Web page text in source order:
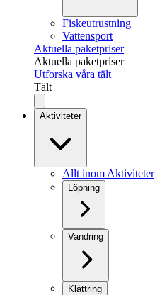
Fiskeutrustning
Vattensport
Aktuella paketpriser
Aktuella paketpriser
Utforska våra tält
Tält
Aktiviteter
Allt inom Aktiviteter
Löpning
Vandring
Klättring